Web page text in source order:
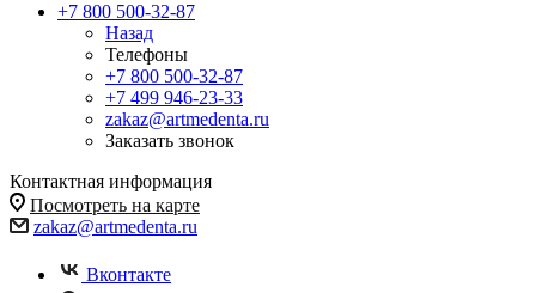
+7 800 500-32-87
Назад
Телефоны
+7 800 500-32-87
+7 499 946-23-33
zakaz@artmedenta.ru
Заказать звонок
Контактная информация
Посмотреть на карте
zakaz@artmedenta.ru
Вконтакте